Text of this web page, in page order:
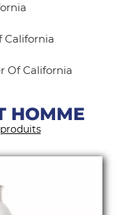
California
Of California
HOMME